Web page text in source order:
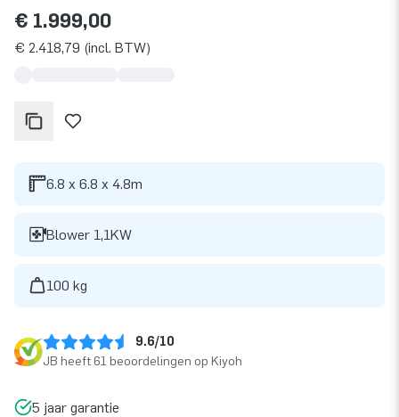
€ 1.999,00
€ 2.418,79 (incl. BTW)
6.8 x 6.8 x 4.8m
Blower 1,1KW
100 kg
9.6/10
JB heeft 61 beoordelingen op Kiyoh
5 jaar garantie